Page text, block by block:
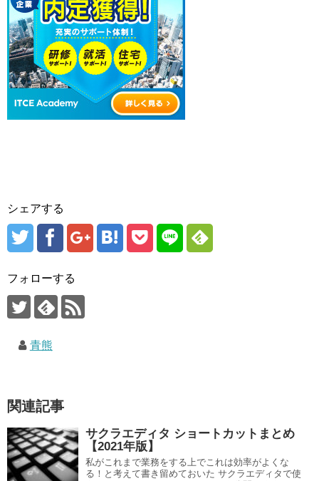
シェアする
フォローする
青熊
関連記事
サクラエディタ ショートカットまとめ
【2021年版】
私がこれまで業務をする上でこれは効率がよくな
る！と考えて書き留めておいた サクラエディタで使